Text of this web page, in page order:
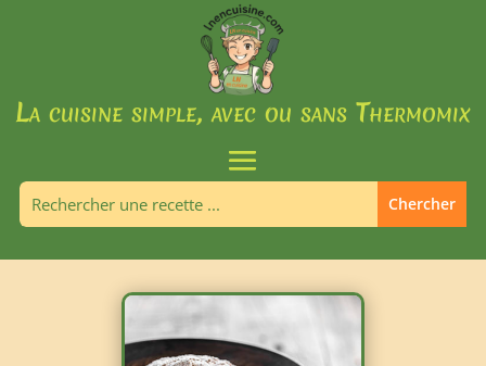
La cuisine simple, avec ou sans Thermomix